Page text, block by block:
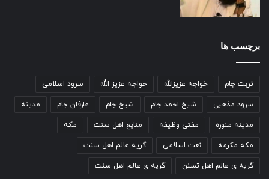
برچسب ها
تربت جام خواجه عزیزالله خواجه عزیز الله سرود اسلامی
سرود مذهبی شیخ احمد جام شیخ جام عارفان جام مدینه
مدینه منوره مفتی وظیفه منابع اهل سنت مکه
مکه مکرمه نعت اسلامی گریه عالم اهل سنت
گریه ی عالم اهل تسنن گریه ی عالم اهل سنت